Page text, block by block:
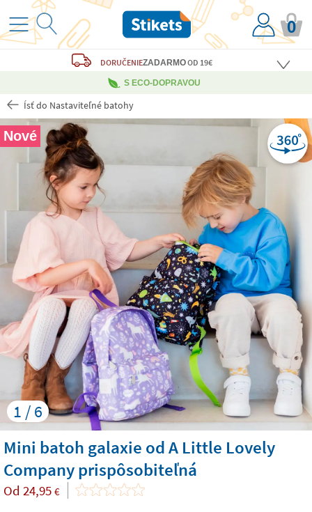
0
DORUČENIEZADARMOOD 19€
S ECO-DOPRAVOU
Ísť do Nastaviteľné batohy
1 / 6
Nové
Mini batoh galaxie od A Little Lovely
Company prispôsobiteľná
Od 24,95 €